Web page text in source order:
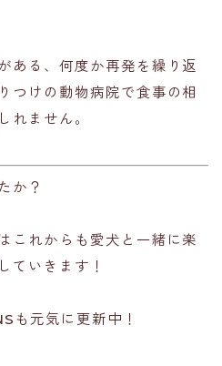
ある、何度か再発を繰り返
つけの動物病院で食事の相
れません。
か？
これからも愛犬と一緒に楽
ていきます！
も元気に更新中！